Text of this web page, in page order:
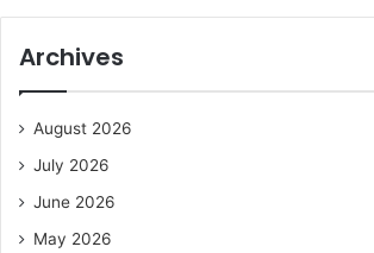
Archives
August 2026
July 2026
June 2026
May 2026